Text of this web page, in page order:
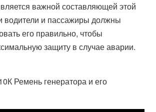
важной составляющей этой
водители и пассажиры должны
его правильно, чтобы
защиту в случае аварии.
Ремень генератора и его